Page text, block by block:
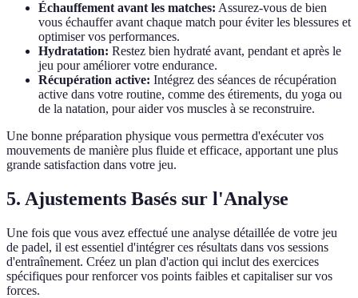
Échauffement avant les matches: Assurez-vous de bien
vous échauffer avant chaque match pour éviter les blessures et
optimiser vos performances.
Hydratation: Restez bien hydraté avant, pendant et après le
jeu pour améliorer votre endurance.
Récupération active: Intégrez des séances de récupération
active dans votre routine, comme des étirements, du yoga ou
de la natation, pour aider vos muscles à se reconstruire.
Une bonne préparation physique vous permettra d'exécuter vos
mouvements de manière plus fluide et efficace, apportant une plus
grande satisfaction dans votre jeu.
5. Ajustements Basés sur l'Analyse
Une fois que vous avez effectué une analyse détaillée de votre jeu
de padel, il est essentiel d'intégrer ces résultats dans vos sessions
d'entraînement. Créez un plan d'action qui inclut des exercices
spécifiques pour renforcer vos points faibles et capitaliser sur vos
forces.